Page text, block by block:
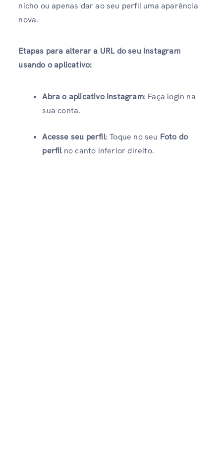
nicho ou apenas dar ao seu perfil uma aparência
nova.
Etapas para alterar a URL do seu Instagram
usando o aplicativo:
Abra o aplicativo Instagram: Faça login na
sua conta.
Acesse seu perfil: Toque no seu Foto do
perfilno canto inferior direito.